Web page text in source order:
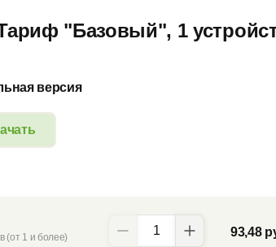
"Базовый", 1
версия
(от 1 и более)
93,48